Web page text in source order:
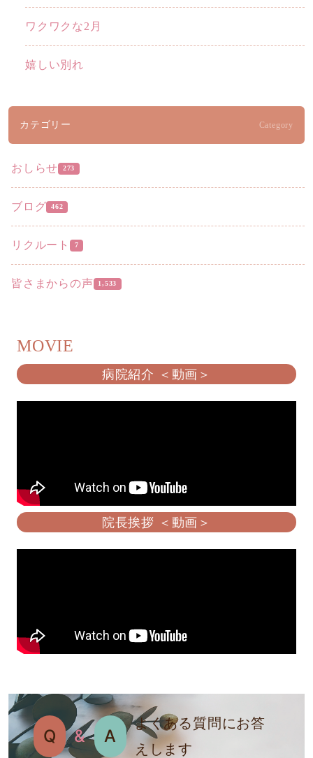
ワクワクな2月
嬉しい別れ
カテゴリー Category
おしらせ 273
ブログ 462
リクルート 7
皆さまからの声 1,533
MOVIE
病院紹介 ＜動画＞
院長挨拶 ＜動画＞
Q & A
よくある質問にお答
えします